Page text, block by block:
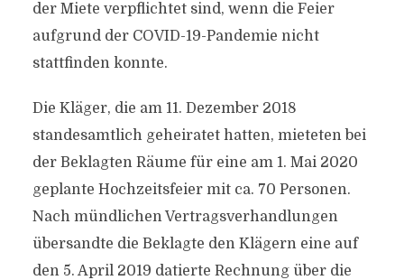
der Miete verpflichtet sind, wenn die Feier
aufgrund der COVID-19-Pandemie nicht
stattfinden konnte.
Die Kläger, die am 11. Dezember 2018
standesamtlich geheiratet hatten, mieteten bei
der Beklagten Räume für eine am 1. Mai 2020
geplante Hochzeitsfeier mit ca. 70 Personen.
Nach mündlichen Vertragsverhandlungen
übersandte die Beklagte den Klägern eine auf
den 5. April 2019 datierte Rechnung über die